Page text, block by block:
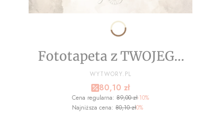
Fototapeta z TWOJEGO
ZDJĘCIA - NA WYMIAR
PRODUCENT
WYTWORY.PL
Cena promocyjna
80,10 zł
Cena regularna: 89,00 zł-10%
Najniższa cena: 80,10 zł0%